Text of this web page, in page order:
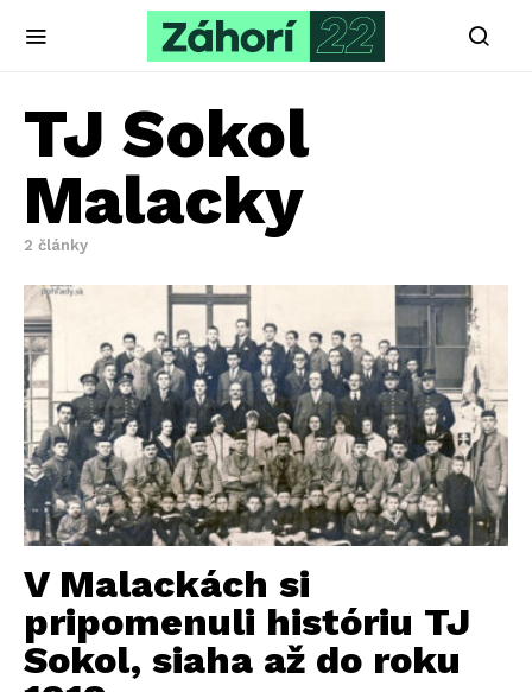
TJ Sokol
Malacky
2 články
V Malackách si
pripomenuli históriu TJ
Sokol, siaha až do roku